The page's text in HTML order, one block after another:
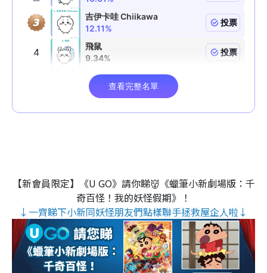
【新會員限定】《U GO》請你睇👹《蠟筆小新劇場版：千
奇百怪！我的妖怪假期》！
↓一齊睇下小新同妖怪朋友們點樣聯手拯救屋企人啦↓